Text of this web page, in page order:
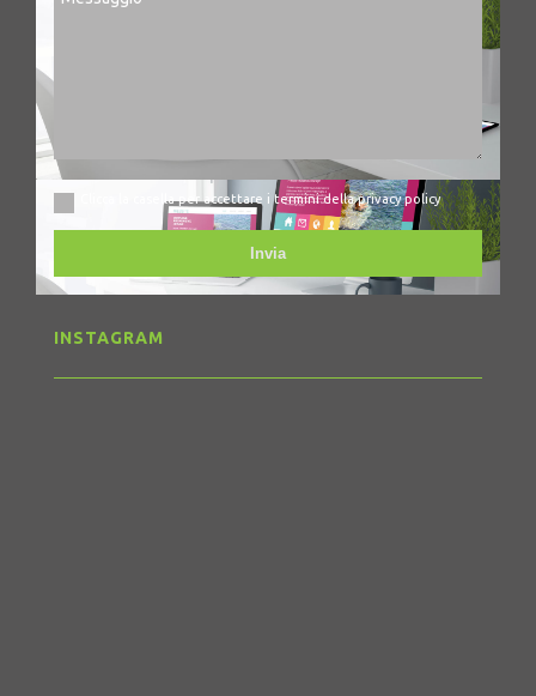
Clicca la casella per accettare i termini della privacy policy
Invia
INSTAGRAM